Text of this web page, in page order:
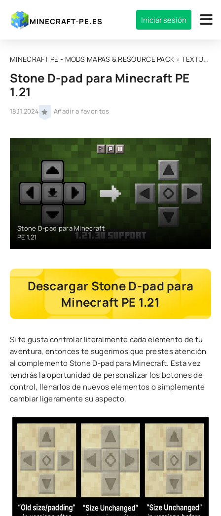
MINECRAFT-PE.ES Iniciar sesión
MINECRAFT PE - MODS MAPAS & RESOURCE PACK »TEXTURAS
Stone D-pad para Minecraft PE
1.21
18.11.2024 Añadir a favoritos
Stone D-pad para Minecraft
PE 1.21
Descargar Stone D-pad para
Minecraft PE 1.21
Si te gusta controlar literalmente cada elemento de tu
aventura, entonces te sugerimos que prestes atención
al complemento Stone D-pad para Minecraft. Esta vez
tendrás la oportunidad de personalizar los botones de
control, llenarlos de nuevos elementos o simplemente
cambiar ligeramente su aspecto.